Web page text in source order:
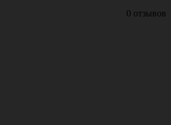
0 отзывов